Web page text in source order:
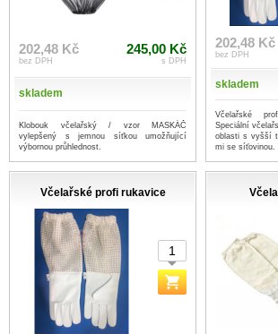
202,48 Kč
bez DPH
245,00 Kč
s DPH
skladem
Klobouk včelařský / vzor MASKÁČ
vylepšený s jemnou síťkou umožňující
výbornou průhlednost.
202,48 Kč
bez DPH
skladem
Včelařské
Speciální
oblasti s vyšší
mi se síťovinou.
Včelařské profi rukavice